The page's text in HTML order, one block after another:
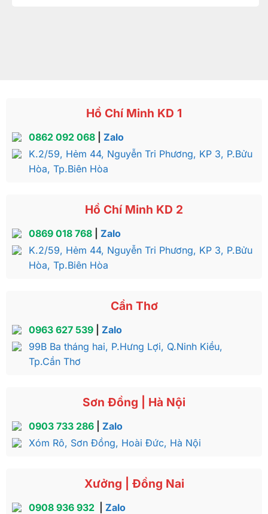
Hồ Chí Minh KD 1
0862 092 068| Zalo
K.2/59, Hẻm 44, Nguyễn Tri Phương, KP 3, P.Bửu
Hòa, Tp.Biên Hòa
Hồ Chí Minh KD 2
0869 018 768| Zalo
K.2/59, Hẻm 44, Nguyễn Tri Phương, KP 3, P.Bửu
Hòa, Tp.Biên Hòa
Cần Thơ
0963 627 539| Zalo
99B Ba tháng hai, P.Hưng Lợi, Q.Ninh Kiều,
Tp.Cần Thơ
Sơn Đồng | Hà Nội
0903 733 286| Zalo
Xóm Rô, Sơn Đồng, Hoài Đức, Hà Nội
Xưởng | Đồng Nai
0908 936 932
Zalo